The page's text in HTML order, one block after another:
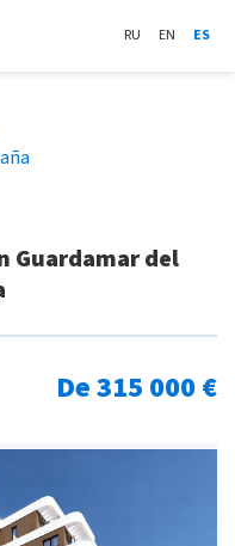
RU EN ES
Guardamar del
De 315 000 €